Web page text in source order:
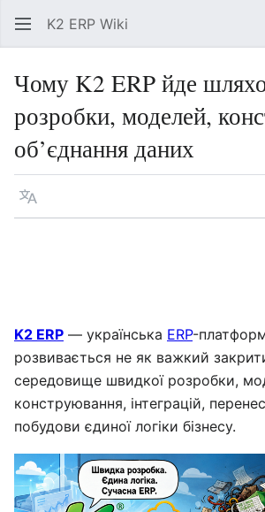
K2 ERP Wiki
Чому K2 ERP йде
розробки, моделей,
об’єднання даних
Мова
K2 ERP — українська ERP-
розвивається не як важкий
середовище швидкої розробки,
конструювання, інтеграцій,
побудови єдиної логіки бізнесу.